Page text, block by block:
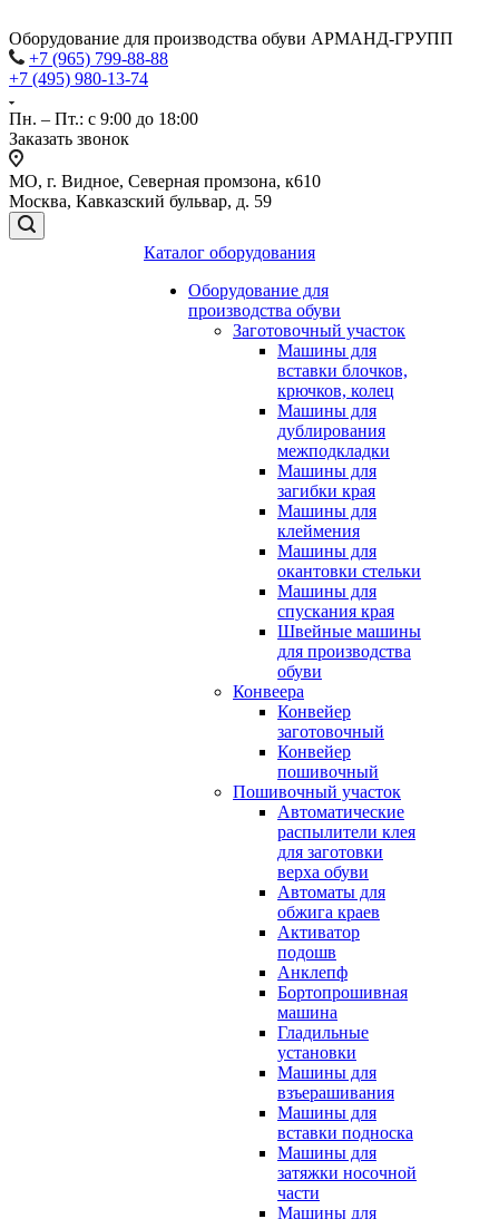
Оборудование для производства обуви АРМАНД-ГРУПП
+7 (965) 799-88-88
+7 (495) 980-13-74
Пн. – Пт.: с 9:00 до 18:00
Заказать звонок
МО, г. Видное, Северная промзона, к610
Москва, Кавказский бульвар, д. 59
Каталог оборудования
Оборудование для
производства обуви
Заготовочный участок
Машины для
вставки блочков,
крючков, колец
Машины для
дублирования
межподкладки
Машины для
загибки края
Машины для
клеймения
Машины для
окантовки стельки
Машины для
спускания края
Швейные машины
для производства
обуви
Конвеера
Конвейер
заготовочный
Конвейер
пошивочный
Пошивочный участок
Автоматические
распылители клея
для заготовки
верха обуви
Автоматы для
обжига краев
Активатор
подошв
Анклепф
Бортопрошивная
машина
Гладильные
установки
Машины для
взъерашивания
Машины для
вставки подноска
Машины для
затяжки носочной
части
Машины для